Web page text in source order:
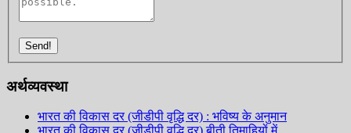
Send!
अर्थव्यवस्था
भारत की विकास दर (जीडीपी वृद्धि दर) : भविष्य के अनुमान